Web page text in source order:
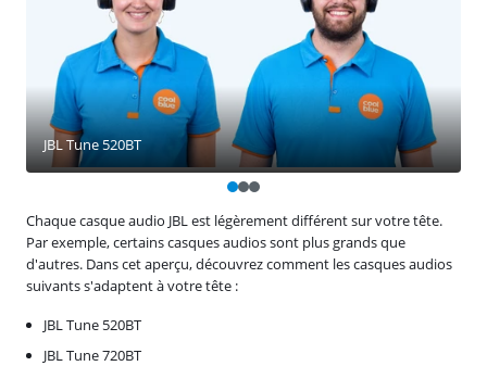
Chaque casque audio JBL est légèrement différent sur votre tête.
Par exemple, certains casques audios sont plus grands que
d'autres. Dans cet aperçu, découvrez comment les casques audios
suivants s'adaptent à votre tête :
JBL Tune 520BT
JBL Tune 720BT
JBL Tune 520BT